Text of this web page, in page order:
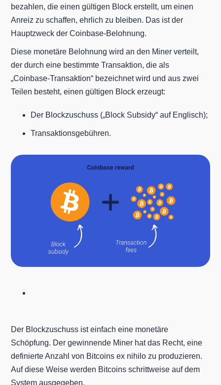
bezahlen, die einen gültigen Block erstellt, um einen
Anreiz zu schaffen, ehrlich zu bleiben. Das ist der
Hauptzweck der Coinbase-Belohnung.
Diese monetäre Belohnung wird an den Miner verteilt,
der durch eine bestimmte Transaktion, die als
„Coinbase-Transaktion“ bezeichnet wird und aus zwei
Teilen besteht, einen gültigen Block erzeugt:
Der Blockzuschuss („Block Subsidy“ auf Englisch);
Transaktionsgebühren.
Der Blockzuschuss ist einfach eine monetäre
Schöpfung. Der gewinnende Miner hat das Recht, eine
definierte Anzahl von Bitcoins ex nihilo zu produzieren.
Auf diese Weise werden Bitcoins schrittweise auf dem
System ausgegeben.